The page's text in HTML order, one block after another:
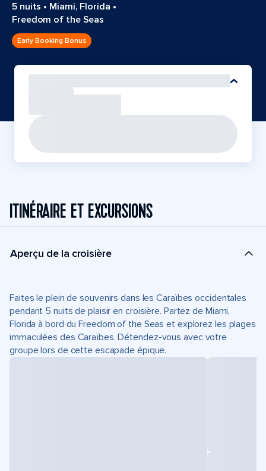
5 nuits • Miami, Florida •
Freedom of the Seas
Early Booking Bonus
ITINÉRAIRE ET EXCURSIONS
Aperçu de la croisière
Faites le plein de souvenirs dans les Caraïbes occidentales
pendant 5 nuits de plaisir en croisière. Partez de Miami,
Florida à bord du Freedom of the Seas et explorez les plages
immaculées des Caraïbes. Détendez-vous avec votre
groupe lors de cette escapade épique.